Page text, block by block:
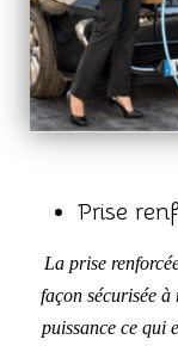
Prise
La prise
façon sécurisée
puissance ce qui